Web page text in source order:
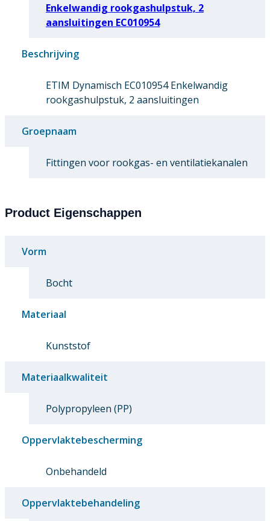
Enkelwandig rookgashulpstuk, 2
aansluitingen EC010954
Beschrijving
ETIM Dynamisch EC010954 Enkelwandig
rookgashulpstuk, 2 aansluitingen
Groepnaam
Fittingen voor rookgas- en ventilatiekanalen
Product Eigenschappen
Vorm
Bocht
Materiaal
Kunststof
Materiaalkwaliteit
Polypropyleen (PP)
Oppervlaktebescherming
Onbehandeld
Oppervlaktebehandeling